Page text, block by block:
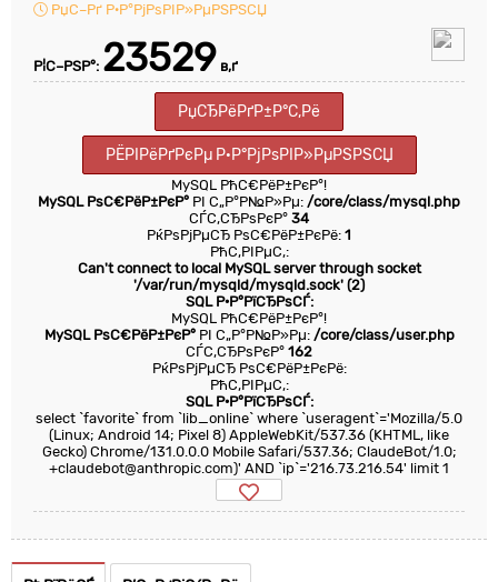
РџС–Рґ Р·Р°РјРѕРІР»РµРЅРЅСЏ
Р¦С–РЅР°: 23529 в‚ґ
РџСЂРёРґР±Р°С‚Рё
РЁРІРёРґРєРµ Р·Р°РјРѕРІР»РµРЅРЅСЏ
MySQL РћС€РёР±РєР°!
MySQL РѕС€РёР±РєР° РІ С„Р°Р№Р»Рµ: /core/class/mysql.php
СЃС‚СЂРѕРєР° 34
РќРѕРјРµСЂ РѕС€РёР±РєРё: 1
РћС‚РІРµС‚:
Can't connect to local MySQL server through socket
'/var/run/mysqld/mysqld.sock' (2)
SQL Р·Р°РїСЂРѕСЃ:
MySQL РћС€РёР±РєР°!
MySQL РѕС€РёР±РєР°РІ С„Р°Р№Р»Рµ: /core/class/user.php
СЃС‚СЂРѕРєР° 162
РќРѕРјРµСЂ РѕС€РёР±РєРё:
РћС‚РІРµС‚:
SQL Р·Р°РїСЂРѕСЃ:
select `favorite` from `lib_online` where `useragent`='Mozilla/5.0
(Linux; Android 14; Pixel 8) AppleWebKit/537.36 (KHTML, like
Gecko) Chrome/131.0.0.0 Mobile Safari/537.36; ClaudeBot/1.0;
+claudebot@anthropic.com)' AND `ip`='216.73.216.54' limit 1